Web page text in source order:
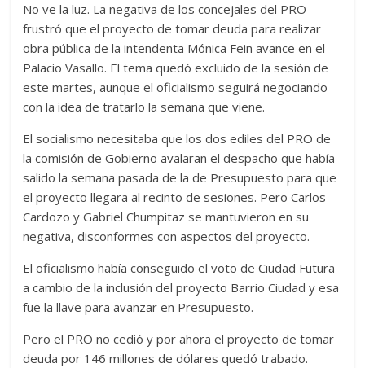
No ve la luz. La negativa de los concejales del PRO
frustró que el proyecto de tomar deuda para realizar
obra pública de la intendenta Mónica Fein avance en el
Palacio Vasallo. El tema quedó excluido de la sesión de
este martes, aunque el oficialismo seguirá negociando
con la idea de tratarlo la semana que viene.
El socialismo necesitaba que los dos ediles del PRO de
la comisión de Gobierno avalaran el despacho que había
salido la semana pasada de la de Presupuesto para que
el proyecto llegara al recinto de sesiones. Pero Carlos
Cardozo y Gabriel Chumpitaz se mantuvieron en su
negativa, disconformes con aspectos del proyecto.
El oficialismo había conseguido el voto de Ciudad Futura
a cambio de la inclusión del proyecto Barrio Ciudad y esa
fue la llave para avanzar en Presupuesto.
Pero el PRO no cedió y por ahora el proyecto de tomar
deuda por 146 millones de dólares quedó trabado.